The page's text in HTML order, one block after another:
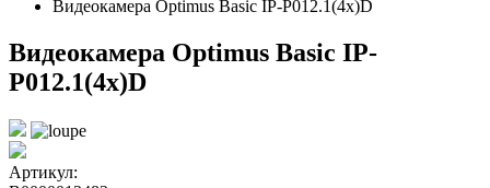
Видеокамера Optimus Basic IP-P012.1(4x)D
Видеокамера Optimus Basic IP-
P012.1(4x)D
Артикул: